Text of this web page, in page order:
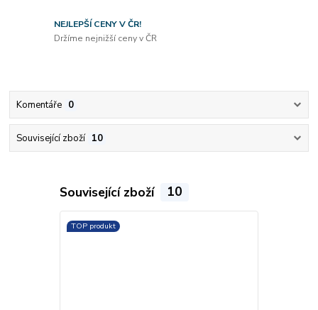
NEJLEPŠÍ CENY V ČR!
Držíme nejnižší ceny v ČR
Komentáře 0
Související zboží 10
Související zboží 10
TOP produkt